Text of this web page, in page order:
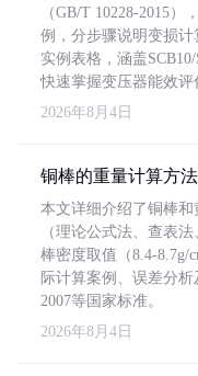
（GB/T 10228-2015
例，分步骤说明变损
实例表格，涵盖
快速掌握变压器能效评
2026年8月4日
铜棒的重量计算方
本文详细介绍了铜棒
（理论公式法、查表
棒密度取值（8.4-8.7g/
际计算案例、误差分
2007等国家标准。
2026年8月4日